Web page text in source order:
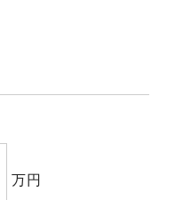
万円